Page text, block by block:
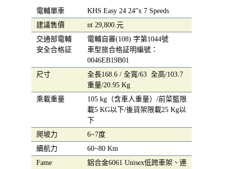
電輔單車
KHS Easy 24 24”x 7 Speeds
建議售價
nt 29,800.元
交通部電輔
安全合格証
電輔自審(108) 字第1044號
車型旅合格証明編號：
0046EB19B01
尺寸
全長168.6 / 全寬/63 全高/103.7
重量/20.95 Kg
乘載重量
105 kg（含車人重量）/前菜籃限
載5 KG以下/後貨架限載25 Kg以
下
爬坡力
6~7度
續航力
60~80 Km
Fame
鋁合金6061 Unisex低跨車架、連